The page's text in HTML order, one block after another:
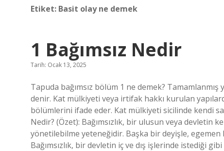
Etiket: Basit olay ne demek
1 Bağımsız Nedir
Tarih: Ocak 13, 2025
Tapuda bağımsız bölüm 1 ne demek?
denir. Kat mülkiyeti veya irtifak hakkı kurulan
bölümlerini ifade eder. Kat mülkiyeti sicilinde kendi
Nedir? (Özet): Bağımsızlık, bir ulusun veya devletin
yönetilebilme yeteneğidir. Başka bir deyişle, egemen
Bağımsızlık, bir devletin iç ve dış işlerinde istediği